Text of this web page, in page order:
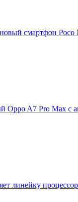
смартфон
Oppo A7 Pro Max с
линейку